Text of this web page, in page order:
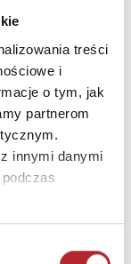
treści
i
o tym, jak
partnerom
innymi danymi
64C
logo CE.
3 lat. Zawiera
poniżej 3.